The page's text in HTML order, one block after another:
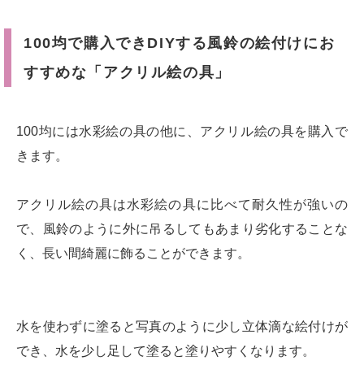
100均で購入できDIYする風鈴の絵付けにお
すすめな「アクリル絵の具」
100均には水彩絵の具の他に、アクリル絵の具を購入で
きます。
アクリル絵の具は水彩絵の具に比べて耐久性が強いの
で、風鈴のように外に吊るしてもあまり劣化することな
く、長い間綺麗に飾ることができます。
水を使わずに塗ると写真のように少し立体滴な絵付けが
でき、水を少し足して塗ると塗りやすくなります。